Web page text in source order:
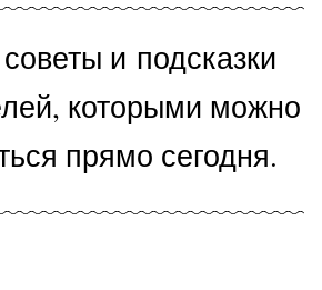
и подсказки
которыми можно
прямо сегодня.